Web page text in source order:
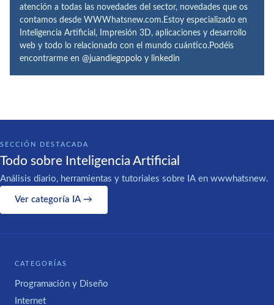
atención a todas las novedades del sector, novedades que os
contamos desde WWWhatsnew.com.Estoy especializado en
Inteligencia Artificial, Impresión 3D, aplicaciones y desarrollo
web y todo lo relacionado con el mundo cuántico.Podéis
encontrarme en @juandiegopolo y linkedin
SECCIÓN DESTACADA
Todo sobre Inteligencia Artificial
Análisis diario, herramientas y tutoriales sobre IA en wwwhatsnew.
Ver categoría IA →
CATEGORÍAS
Programación y Diseño
Internet